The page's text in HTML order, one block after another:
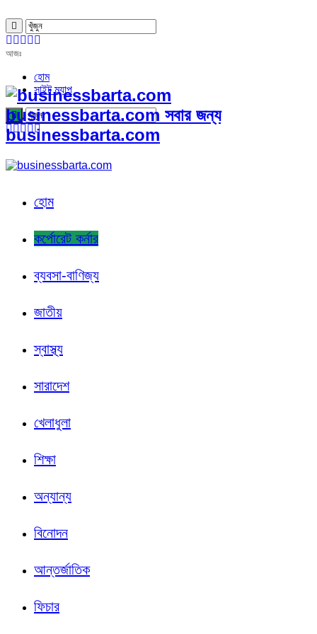
আজঃ
হোম
সাইট ম্যাপ
businessbarta.com সবার জন্য
businessbarta.com
হোম
কর্পোরেট কর্নার
ব্যবসা-বাণিজ্য
জাতীয়
স্বাস্থ্য
সারাদেশ
খেলাধুলা
শিক্ষা
অন্যান্য
বিনোদন
আন্তর্জাতিক
ফিচার